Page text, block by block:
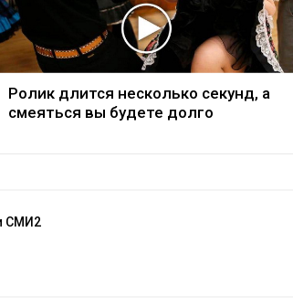
Ролик длится несколько секунд, а
смеяться вы будете долго
СМИ2